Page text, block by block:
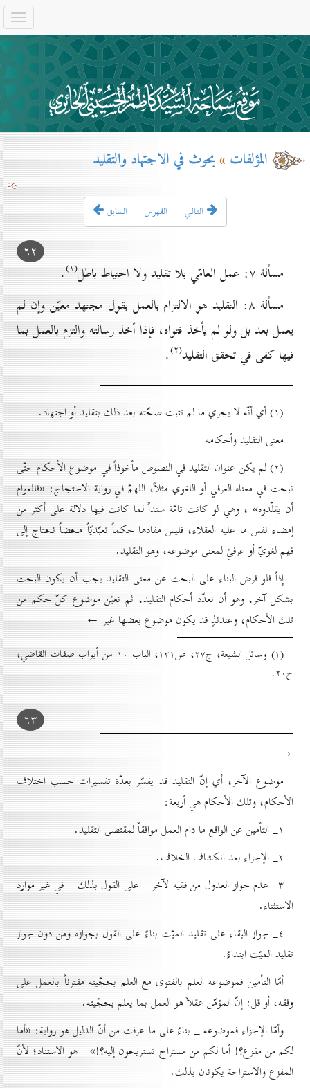
المؤلفات»بحوث في الاجتهاد والتقليد
السابق الفهرس التـالـي
٦۲
مسألة ۷: عمل العامّي بلا تقليد ولا احتياط باطل
(۱) .
مسألة ۸: التقليد هو الالتزام بالعمل بقول مجتهد معيّن وإن لم
يعمل بعد بل ولو لم يأخذ فتواه، فإذا أخذ رسالته والتزم بالعمل بما
فيها كفى في تحقق التقليد(۲) .
(۱) أي أنّه لا يجزي ما لم تثبت صحّته بعد ذلك بتقليد أو اجتهاد.
معنی التقليد وأحکامه
(۲) لم يكن عنوان التقليد في النصوص مأخوذاً في موضوع الأحكام حتّى
نبحث في معناه العرفي أو اللغوي مثلاً، اللهمّ في رواية الاحتجاج: «فللعوام
أن يقلّدوه» ، وهي لو كانت تامّة سنداً لما كانت فيها دلالة على أكثر من
إمضاء نفس ما عليه العقلاء، فليس مفادها حكماً تعبّديّاً محضاً نحتاج إلى
فهم لغويّ أو عرفيّ لمعنى موضوعه، وهو التقليد.
إذاً فلو فرض البناء على البحث عن معنى التقليد يجب أن يكون البحث
بشكل آخر، وهو أن نعدّد أحكام التقليد، ثم نعيّن موضوع كلّ حكم من
تلك الأحكام، وعندئذٍ قد يكون موضوع بعضها غير ←
(۱) وسائل الشيعة، ج۲۷، ص۱۳۱، الباب ۱٠ من أبواب صفات القاضي،
ح۲٠.
٦۳
→
موضوع الآخر، أي إنّ التقليد قد يفسّر بعدّة تفسيرات حسب اختلاف
الأحكام، وتلك الأحكام هي أربعة:
۱_ التأمين عن الواقع ما دام العمل موافقاً لمقتضى التقليد.
۲_ الإجزاء بعد انكشاف الخلاف.
۳_ عدم جواز العدول من فقيه لآخر _ على القول بذلك _ في غير موارد
الاستثناء.
٤_ جواز البقاء على تقليد الميّت بناءً على القول بجوازه ومن دون جواز
تقليد الميّت ابتداءً.
أمّا التأمين فموضوعه العلم بالفتوى مع العلم بحجّيته مقترناً بالعمل على
وفقه، أو قل: إنّ المؤمّن عقلاً هو العمل بما يعلم بحجّيته.
وأمّا الإجزاء فموضوعه _ بناءً على ما عرفت من أنّ الدليل هو رواية: «أما
لكم من مفزع؟! أما لكم من مستراح تستريحون إليه؟!» _ هو الاستناد؛ لأنّ
المفزع والاستراحة يكونان بذلك.